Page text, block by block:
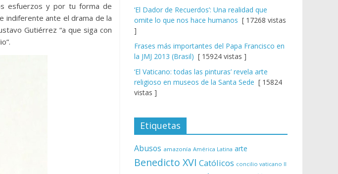
esfuerzos y por tu forma de
indiferente ante el drama de la
Gutiérrez “a que siga con
‘El Dador de Recuerdos’: Una realidad que
omite lo que nos hace humanos [ 17268 vistas
]
Frases más importantes del Papa Francisco en
la JMJ 2013 (Brasil) [ 15924 vistas ]
‘El Vaticano: todas las pinturas’ revela arte
religioso en museos de la Santa Sede [ 15824
vistas ]
Etiquetas
Abusos amazonía América Latina arte
Benedicto XVI Católicos concilio vaticano II